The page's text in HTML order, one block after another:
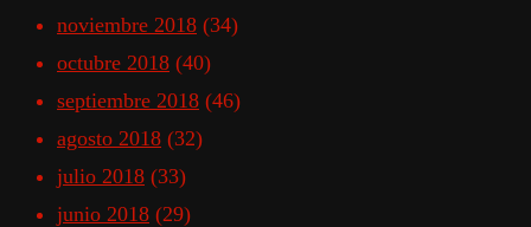
noviembre 2018 (34)
octubre 2018 (40)
septiembre 2018 (46)
agosto 2018 (32)
julio 2018 (33)
junio 2018 (29)